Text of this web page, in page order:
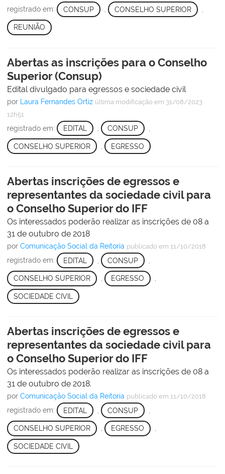
registrado em: CONSUP CONSELHO SUPERIOR
REUNIÃO
Abertas as inscrições para o Conselho
Superior (Consup)
Edital divulgado para egressos e sociedade civil
por Laura Fernandes Ortiz última modificação em 31/08/2023
12h51
registrado em: EDITAL CONSUP
CONSELHO SUPERIOR EGRESSO
Abertas inscrições de egressos e
representantes da sociedade civil para
o Conselho Superior do IFF
Os interessados poderão realizar as inscrições de 08 a
31 de outubro de 2018
por Comunicação Social da Reitoria publicado em 11/10/2018
registrado em: EDITAL CONSUP
CONSELHO SUPERIOR , EGRESSO ,
SOCIEDADE CIVIL
Abertas inscrições de egressos e
representantes da sociedade civil para
o Conselho Superior do IFF
Os interessados poderão realizar as inscrições de 08 a
31 de outubro de 2018.
por Comunicação Social da Reitoria publicado em 11/10/2018
registrado em: EDITAL CONSUP
CONSELHO SUPERIOR , EGRESSO ,
SOCIEDADE CIVIL